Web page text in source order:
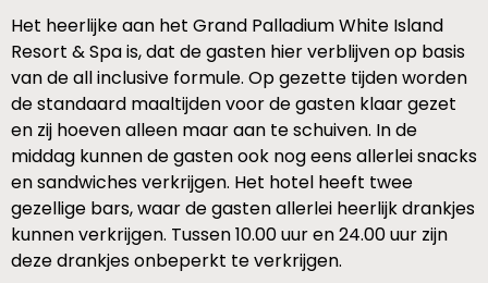
Het heerlijke aan het Grand Palladium White Island
Resort & Spa is, dat de gasten hier verblijven op basis
van de all inclusive formule. Op gezette tijden worden
de standaard maaltijden voor de gasten klaar gezet
en zij hoeven alleen maar aan te schuiven. In de
middag kunnen de gasten ook nog eens allerlei snacks
en sandwiches verkrijgen. Het hotel heeft twee
gezellige bars, waar de gasten allerlei heerlijk drankjes
kunnen verkrijgen. Tussen 10.00 uur en 24.00 uur zijn
deze drankjes onbeperkt te verkrijgen.